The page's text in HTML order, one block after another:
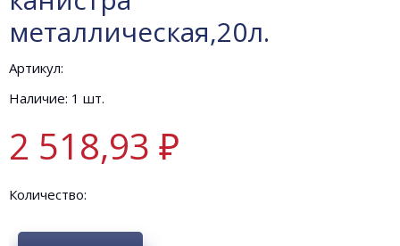
металлическая,20л.
Артикул:
Наличие: 1 шт.
2 518,93 ₽
Количество: